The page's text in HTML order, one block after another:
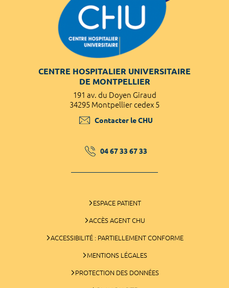
CENTRE HOSPITALIER UNIVERSITAIRE
DE MONTPELLIER
191 av. du Doyen Giraud
34295 Montpellier cedex 5
Contacter le CHU
04 67 33 67 33
ESPACE PATIENT
ACCÈS AGENT CHU
ACCESSIBILITÉ : PARTIELLEMENT CONFORME
MENTIONS LÉGALES
PROTECTION DES DONNÉES